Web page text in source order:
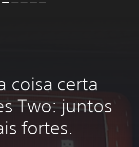
coisa certa
Two: juntos
fortes.